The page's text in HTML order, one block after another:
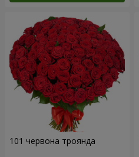
101 червона троянда